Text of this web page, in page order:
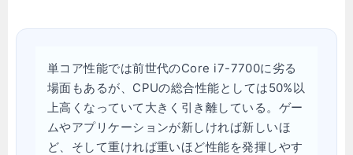
単コア性能では前世代のCore i7-7700に劣る
場面もあるが、CPUの総合性能としては50%以
上高くなっていて大きく引き離している。ゲー
ムやアプリケーションが新しければ新しいほ
ど、そして重ければ重いほど性能を発揮しやす